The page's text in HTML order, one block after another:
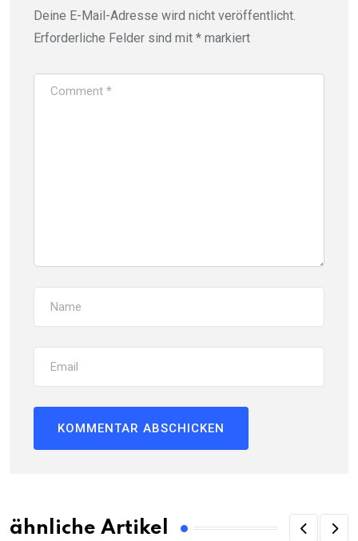
Deine E-Mail-Adresse wird nicht veröffentlicht.
Erforderliche Felder sind mit * markiert
ähnliche Artikel